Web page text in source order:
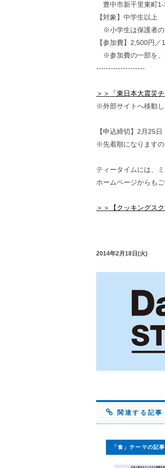
豊中市新千里東町1-
【対象】中学生以上
※小学生は保護者の
【参加費】2,500円／
※参加費の一部を、
--------------------
＞＞「東日本大震災
※外部サイトへ移動し
【申込締切】2月25日
※先着順になりますの
ティータイムには、
ホームページからも
＞＞【クッキングス
2014年2月18日(火)
関連する記事
「食」テーマの記事